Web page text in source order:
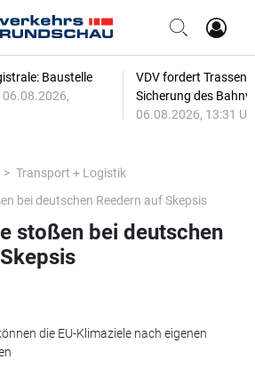
Baustelle
06.08.2026,
VDV fordert
Sicherung des
06.08.2026, 13:31
Transport + Logistik
bei deutschen Reedern auf Skepsis
stoßen bei deutschen
die EU-Klimaziele nach eigenen